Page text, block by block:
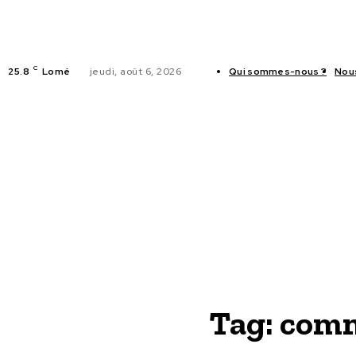
25.8 C Lomé jeudi, août 6, 2026 Qui sommes-nous ?
Tag: